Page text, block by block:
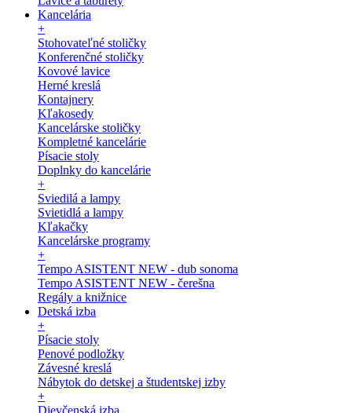
Kancelária
+
Stohovateľné stoličky
Konferenčné stoličky
Kovové lavice
Herné kreslá
Kontajnery
Kľakosedy
Kancelárske stoličky
Kompletné kancelárie
Písacie stoly
Doplnky do kancelárie
+
Sviedilá a lampy
Svietidlá a lampy
Kľakačky
Kancelárske programy
+
Tempo ASISTENT NEW - dub sonoma
Tempo ASISTENT NEW - čerešna
Regály a knižnice
Detská izba
+
Písacie stoly
Penové podložky
Závesné kreslá
Nábytok do detskej a študentskej izby
+
Dievčenská izba